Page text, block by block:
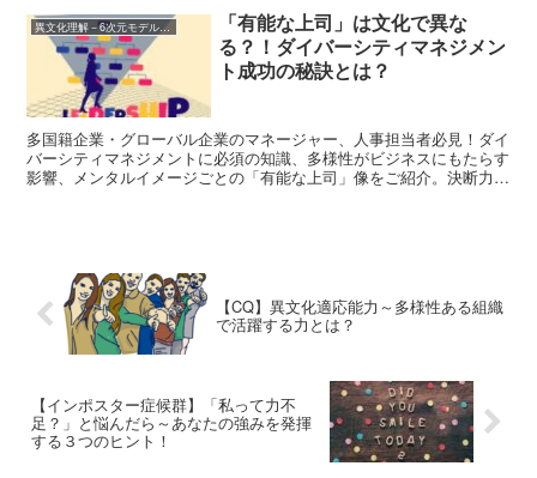
異文化理解－6次元モデル、7つのメンタルイメージなど
「有能な上司」は文化で異な
る？！ダイバーシティマネジメン
ト成功の秘訣とは？
多国籍企業・グローバル企業のマネージャー、人事担当者必見！ダイ
バーシティマネジメントに必須の知識、多様性がビジネスにもたらす
影響、メンタルイメージごとの「有能な上司」像をご紹介。決断力、
【CQ】異文化適応能力～多様性ある組織
で活躍する力とは？
【インポスター症候群】「私って力不
足？」と悩んだら～あなたの強みを発揮
する３つのヒント！